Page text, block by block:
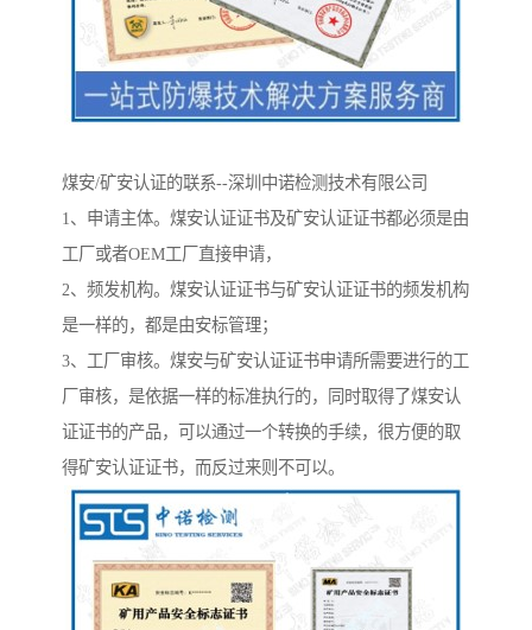
煤安/矿安认证的联系--深圳中诺检测技术有限公司
1、申请主体。煤安认证证书及矿安认证证书都必须是由
工厂或者OEM工厂直接申请，
2、频发机构。煤安认证证书与矿安认证证书的频发机构
是一样的，都是由安标管理；
3、工厂审核。煤安与矿安认证证书申请所需要进行的工
厂审核，是依据一样的标准执行的，同时取得了煤安认
证证书的产品，可以通过一个转换的手续，很方便的取
得矿安认证证书，而反过来则不可以。